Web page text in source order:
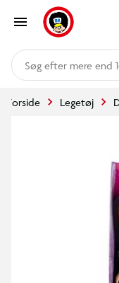
mere end
Forside Legetøj